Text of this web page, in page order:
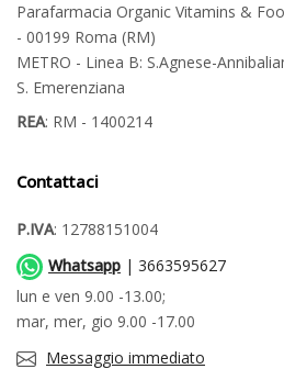
Parafarmacia Organic Vitamins &
- 00199 Roma (RM)
METRO - Linea B: S.Agnese-
S. Emerenziana
REA: RM - 1400214
Contattaci
P.IVA: 12788151004
Whatsapp | 3663595627
lun e ven 9.00 -13.00;
mar, mer, gio 9.00 -17.00
Messaggio immediato